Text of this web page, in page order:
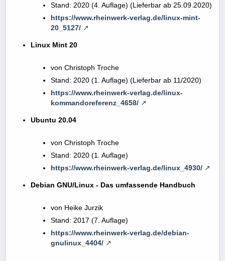
Stand: 2020 (4. Auflage) (Lieferbar ab 25.09.2020)
https://www.rheinwerk-verlag.de/linux-mint-
20_5127/
Linux Mint 20
von Christoph Troche
Stand: 2020 (1. Auflage) (Lieferbar ab 11/2020)
https://www.rheinwerk-verlag.de/linux-
kommandoreferenz_4658/
Ubuntu 20.04
von Christoph Troche
Stand: 2020 (1. Auflage)
https://www.rheinwerk-verlag.de/linux_4930/
Debian GNU/Linux - Das umfassende Handbuch
von Heike Jurzik
Stand: 2017 (7. Auflage)
https://www.rheinwerk-verlag.de/debian-
gnulinux_4404/